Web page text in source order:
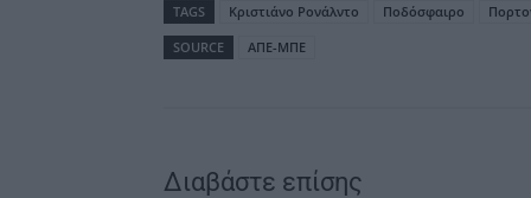
TAGS Κριστιάνο Ρονάλντο Ποδόσφαιρο
SOURCE
ΑΠΕ-ΜΠΕ
Διαβάστε επίσης